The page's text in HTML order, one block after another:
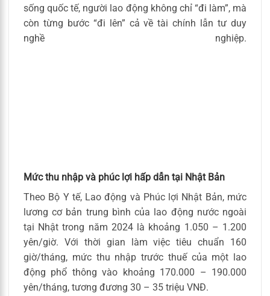
sống quốc tế, người lao động không chỉ “đi làm”, mà
còn từng bước “đi lên” cả về tài chính lẫn tư duy
nghề nghiệp.
Mức thu nhập và phúc lợi hấp dẫn tại Nhật Bản
Theo Bộ Y tế, Lao động và Phúc lợi Nhật Bản, mức
lương cơ bản trung bình của lao động nước ngoài
tại Nhật trong năm 2024 là khoảng 1.050 – 1.200
yên/giờ. Với thời gian làm việc tiêu chuẩn 160
giờ/tháng, mức thu nhập trước thuế của một lao
động phổ thông vào khoảng 170.000 – 190.000
yên/tháng, tương đương 30 – 35 triệu VNĐ.